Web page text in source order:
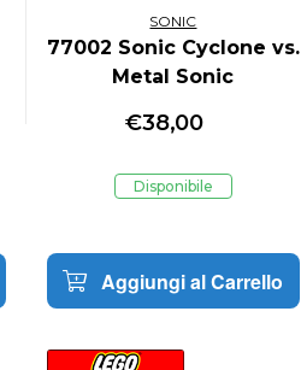
SONIC
77002 Sonic Cyclone vs.
Metal Sonic
€38,00
Disponibile
Aggiungi al Carrello